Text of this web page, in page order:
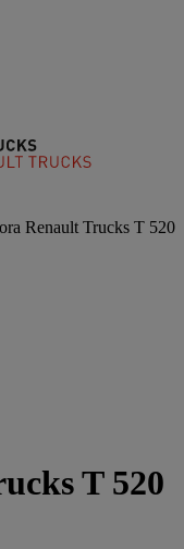
Renault Trucks T 520
T 520